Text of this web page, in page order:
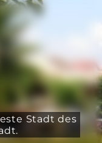
Stadt des